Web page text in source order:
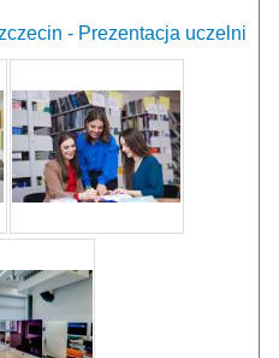
- Prezentacja uczelni